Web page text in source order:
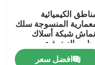
الكيميائية
المنسوجة سلك
شبكة أسلاك
الزخرفية
افضل سعر